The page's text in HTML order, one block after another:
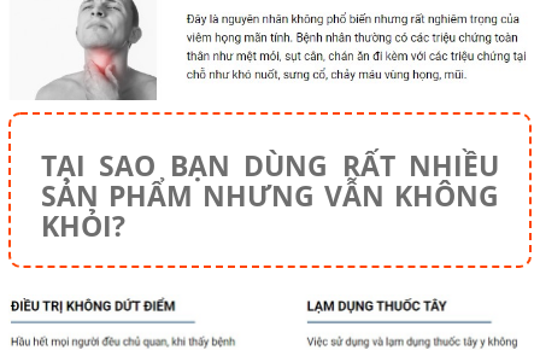
TẠI SAO BẠN DÙNG RẤT NHIỀU
SẢN PHẨM NHƯNG VẪN KHÔNG
KHỎI?